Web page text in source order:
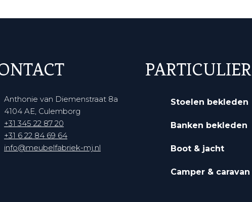
Anthonie van Diemenstraat 8a
4104 AE, Culemborg
+31 345 22 87 20‬
+31 6 22 84 69 64‬
info@meubelfabriek-mj.nl
PARTICULIER
Stoelen bekleden
Banken bekleden
Boot & jacht
Camper & caravan